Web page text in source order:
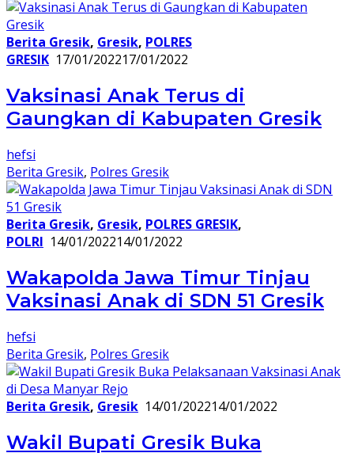
Berita Gresik, Gresik, POLRES
GRESIK 17/01/202217/01/2022
Vaksinasi Anak Terus di
Gaungkan di Kabupaten Gresik
hefsi
Berita Gresik, Polres Gresik
Berita Gresik, Gresik, POLRES GRESIK,
POLRI 14/01/202214/01/2022
Wakapolda Jawa Timur Tinjau
Vaksinasi Anak di SDN 51 Gresik
hefsi
Berita Gresik, Polres Gresik
Berita Gresik, Gresik 14/01/202214/01/2022
Wakil Bupati Gresik Buka